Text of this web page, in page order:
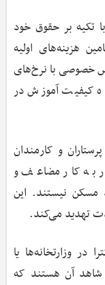
تکیه بر حقوق خود
هزینه‌های اولیه
خصوصی با نرخ‌های
کیفیت آموزش در
و کارمندان
به کار مضاعف و
مسکن نیستند. این
تهدید می‌کند.
در وزارتخانه‌ها یا
آن هستند که